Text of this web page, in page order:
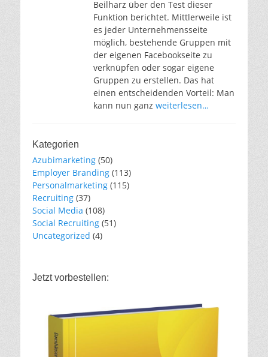
Beilharz über den Test dieser
Funktion berichtet. Mittlerweile ist
es jeder Unternehmensseite
möglich, bestehende Gruppen mit
der eigenen Facebookseite zu
verknüpfen oder sogar eigene
Gruppen zu erstellen. Das hat
einen entscheidenden Vorteil: Man
kann nun ganz weiterlesen…
Kategorien
Azubimarketing (50)
Employer Branding (113)
Personalmarketing (115)
Recruiting (37)
Social Media (108)
Social Recruiting (51)
Uncategorized (4)
Jetzt vorbestellen: